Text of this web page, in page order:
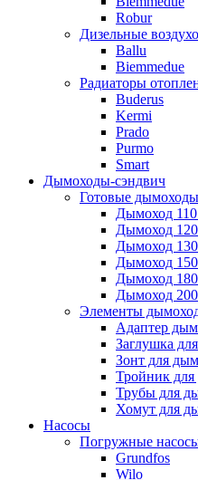
Robur
Дизельные
Ballu
Biemmedue
Радиаторы
Buderus
Kermi
Prado
Purmo
Smart
Дымоходы-сэндвич
Готовые дымоходы
Дымоход
Дымоход
Дымоход
Дымоход
Дымоход
Дымоход
Элементы
Адаптер
Заглушка
Зонт для
Тройник для
Трубы для
Хомут для
Насосы
Погружные
Grundfos
Wilo